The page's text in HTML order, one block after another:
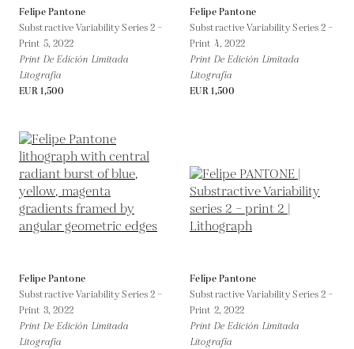
Felipe Pantone
Substractive Variability Series 2 –
Print 5, 2022
Print De Edición Limitada
Litografía
EUR 1,500
Felipe Pantone
Substractive Variability Series 2 –
Print 4, 2022
Print De Edición Limitada
Litografía
EUR 1,500
Felipe Pantone
Substractive Variability Series 2 –
Print 3, 2022
Print De Edición Limitada
Litografía
Felipe Pantone
Substractive Variability Series 2 –
Print 2, 2022
Print De Edición Limitada
Litografía